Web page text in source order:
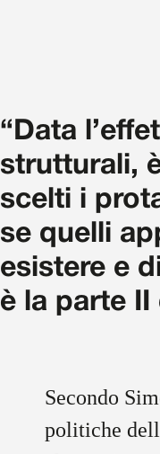
“Data
strutturali,
scelti i
se quelli
esistere e
è la parte
Secondo
politiche